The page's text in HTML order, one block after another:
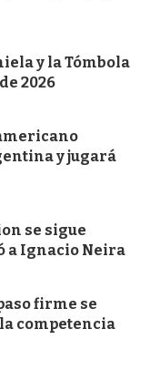
y la Tómbola
2026
y jugará
se sigue
a Ignacio Neira
firme se
competencia